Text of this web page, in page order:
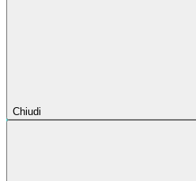
Chiudi